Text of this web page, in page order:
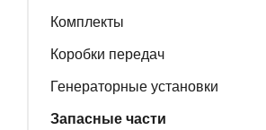
Комплекты
Коробки передач
Генераторные установки
Запасные части